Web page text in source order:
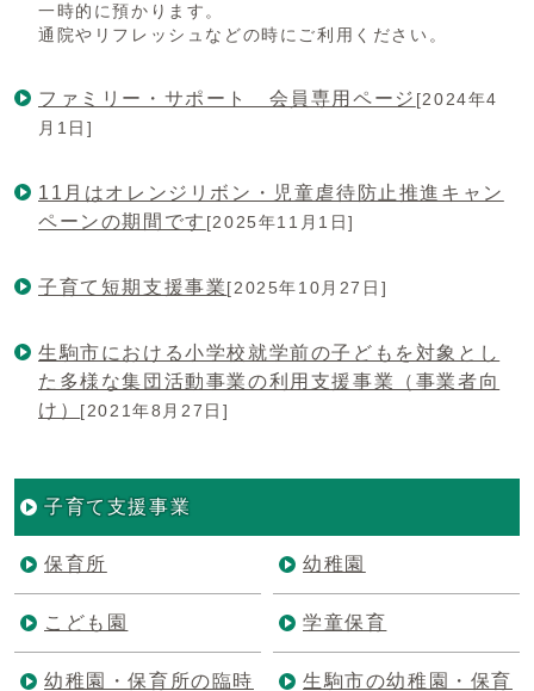
一時的に預かります。
通院やリフレッシュなどの時にご利用ください。
ファミリー・サポート 会員専用ページ [2024年4
月1日]
11月はオレンジリボン・児童虐待防止推進キャン
ペーンの期間です [2025年11月1日]
子育て短期支援事業[2025年10月27日]
生駒市における小学校就学前の子どもを対象とし
た多様な集団活動事業の利用支援事業（事業者向
け） [2021年8月27日]
子育て支援事業
保育所 幼稚園
こども園 学童保育
幼稚園・保育所の臨時
生駒市の幼稚園・保育